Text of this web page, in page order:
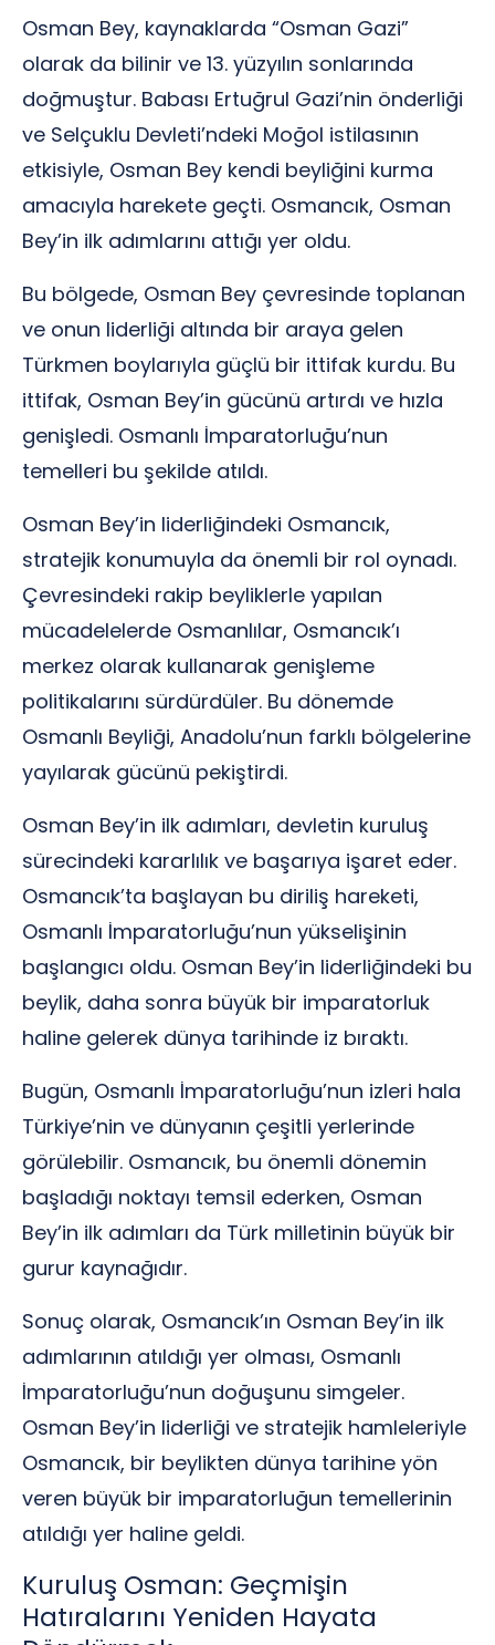
Osman Bey, kaynaklarda “Osman Gazi”
olarak da bilinir ve 13. yüzyılın sonlarında
doğmuştur. Babası Ertuğrul Gazi’nin önderliği
ve Selçuklu Devleti’ndeki Moğol istilasının
etkisiyle, Osman Bey kendi beyliğini kurma
amacıyla harekete geçti. Osmancık, Osman
Bey’in ilk adımlarını attığı yer oldu.
Bu bölgede, Osman Bey çevresinde toplanan
ve onun liderliği altında bir araya gelen
Türkmen boylarıyla güçlü bir ittifak kurdu. Bu
ittifak, Osman Bey’in gücünü artırdı ve hızla
genişledi. Osmanlı İmparatorluğu’nun
temelleri bu şekilde atıldı.
Osman Bey’in liderliğindeki Osmancık,
stratejik konumuyla da önemli bir rol oynadı.
Çevresindeki rakip beyliklerle yapılan
mücadelelerde Osmanlılar, Osmancık’ı
merkez olarak kullanarak genişleme
politikalarını sürdürdüler. Bu dönemde
Osmanlı Beyliği, Anadolu’nun farklı bölgelerine
yayılarak gücünü pekiştirdi.
Osman Bey’in ilk adımları, devletin kuruluş
sürecindeki kararlılık ve başarıya işaret eder.
Osmancık’ta başlayan bu diriliş hareketi,
Osmanlı İmparatorluğu’nun yükselişinin
başlangıcı oldu. Osman Bey’in liderliğindeki bu
beylik, daha sonra büyük bir imparatorluk
haline gelerek dünya tarihinde iz bıraktı.
Bugün, Osmanlı İmparatorluğu’nun izleri hala
Türkiye’nin ve dünyanın çeşitli yerlerinde
görülebilir. Osmancık, bu önemli dönemin
başladığı noktayı temsil ederken, Osman
Bey’in ilk adımları da Türk milletinin büyük bir
gurur kaynağıdır.
Sonuç olarak, Osmancık’ın Osman Bey’in ilk
adımlarının atıldığı yer olması, Osmanlı
İmparatorluğu’nun doğuşunu simgeler.
Osman Bey’in liderliği ve stratejik hamleleriyle
Osmancık, bir beylikten dünya tarihine yön
veren büyük bir imparatorluğun temellerinin
atıldığı yer haline geldi.
Kuruluş Osman: Geçmişin
Hatıralarını Yeniden Hayata